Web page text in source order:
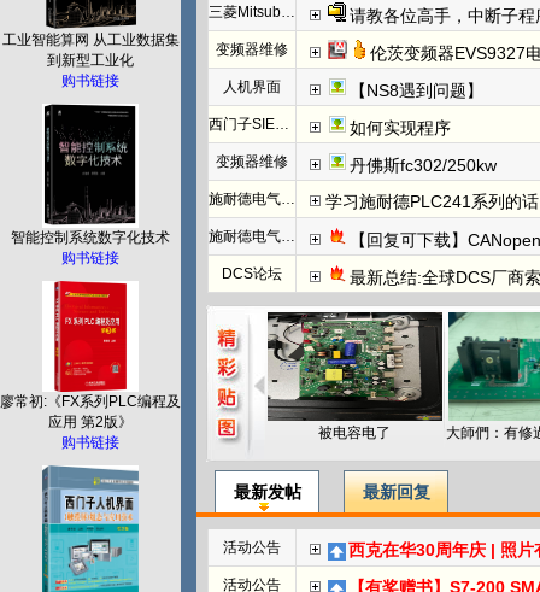
工业智能算网 从工业数据集
到新型工业化
购书链接
智能控制系统数字化技术
购书链接
廖常初:《FX系列PLC编程及
应用 第2版》
购书链接
三菱Mitsubishi 请教各位高手，中断子
变频器维修 伦茨变频器EVS9327
人机界面 【NS8遇到问题】
西门子SIEMENS 如何实现程序
变频器维修 丹佛斯fc302/250kw
施耐德电气PLC 学习施耐德PLC241系列的
施耐德电气PLC 【回复可下载】
DCS论坛 最新总结:全球DCS厂商
被电容电了
最新发帖 最新回复
活动公告 西克在华30周年庆 | 照片
活动公告 【有奖赠书】S7-200 SMART